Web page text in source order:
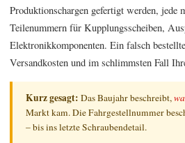
Produktionschargen gefertigt werden, jede
Teilenummern für Kupplungsscheiben,
Elektronikkomponenten. Ein falsch
Versandkosten und im schlimmsten Fall
Kurz gesagt: Das Baujahr beschreibt,
Markt kam. Die Fahrgestellnummer
– bis ins letzte Schraubendetail.